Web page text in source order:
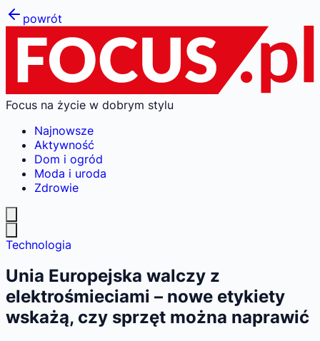
powrót
Focus na życie w dobrym stylu
Najnowsze
Aktywność
Dom i ogród
Moda i uroda
Zdrowie
Technologia
Unia Europejska walczy z
elektrośmieciami – nowe etykiety
wskażą, czy sprzęt można naprawić